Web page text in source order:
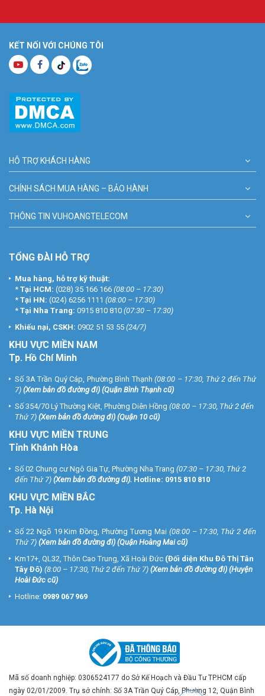
KẾT NỐI VỚI CHÚNG TÔI
HỖ TRỢ KHÁCH HÀNG
CHÍNH SÁCH MUA HÀNG – BẢO HÀNH
THÔNG TIN VUHOANGTELECOM
TỔNG ĐÀI HỖ TRỢ
Mua hàng, hỗ trợ kỹ thuật:
* Tại HCM: (028) 35 166 166 (08:00 – 17:30)
* Tại HN: (024) 6256 1111 (08:00 – 17:30)
* Tại Nha Trang: 0915 810 810 (07:30 – 17:30)
Khiếu nại, CSKH: 0902 51 53 55 (24/7)
KHU VỰC MIỀN NAM
Tp. Hồ Chí Minh
Số 3A Trần Quý Cáp, Phường Bình Thạnh (08:00 – 17:30, Thứ 2 đến Thứ
7) (Xem bản đồ đường đi) (Quận Bình Thạnh cũ)
Số 354/70 Lý Thường Kiệt, Phường Diên Hồng (08:00 – 17:30, Thứ 2 đến
Thứ 7) (Xem bản đồ đường đi) (Quận 10 cũ)
KHU VỰC MIỀN TRUNG
Tỉnh Khánh Hòa
Số 02 Chung cư Ngô Gia Tự, Phường Nha Trang (07:30 – 17:30, Thứ 2
đến Thứ 7) (Xem bản đồ đường đi). Hotline: 0915 810 810
KHU VỰC MIỀN BẮC
Tp. Hà Nội
Số 22 Ngõ 19 Kim Đồng, Phường Tương Mai (08:00 – 17:30, Thứ 2 đến
Thứ 7) (Xem bản đồ đường đi) (Quận Hoàng Mai cũ)
Km17+, QL32, Thôn Cao Trung, Xã Hoài Đức (Đối diện Khu Đô Thị Tân
Tây Đô) (8:00 – 17:30, Thứ 2 đến Thứ 7) (Xem bản đồ đường đi) (Huyện
Hoài Đức cũ)
Hotline: 0989 067 969
Mã số doanh nghiệp: 0306524177 do Sở Kế Hoạch và Đầu Tư TP.HCM cấp
ngày 02/01/2009. Trụ sở chính: Số 3A Trần Quý Cáp, Phường 12, Quận Bình